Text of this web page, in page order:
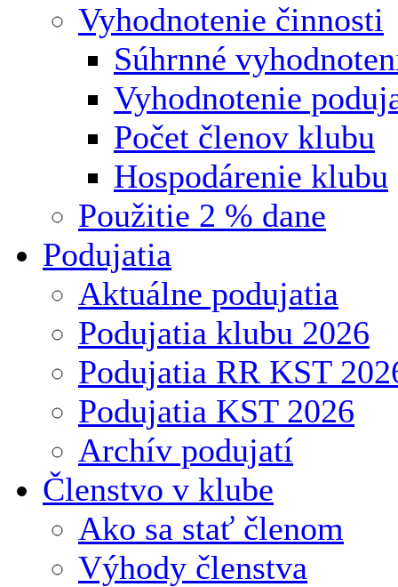
Vyhodnotenie činnosti
Súhrnné
Vyhodnotenie
Počet členov klubu
Hospodárenie klubu
Použitie 2 % dane
Podujatia
Aktuálne podujatia
Podujatia klubu 2026
Podujatia RR KST
Podujatia KST 2026
Archív podujatí
Členstvo v klube
Ako sa stať členom
Výhody členstva